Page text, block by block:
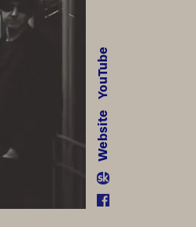
Web
site
YouTube